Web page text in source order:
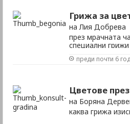
Грижа за
на Лия Добрева
през мрачната
специални грижи
преди почти 6
Цветове
на Боряна
каква грижа